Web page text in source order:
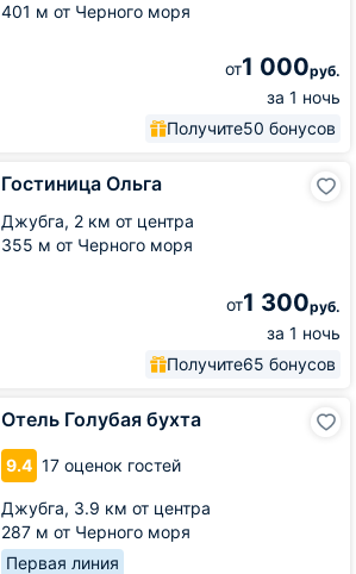
401 м от Черного моря
от1 000руб.
за 1 ночь
Получите50 бонусов
Гостиница Ольга
Джубга, 2 км от центра
355 м от Черного моря
от1 300руб.
за 1 ночь
Получите65 бонусов
Отель Голубая бухта
9.4 17 оценок гостей
Джубга, 3.9 км от центра
287 м от Черного моря
Первая линия